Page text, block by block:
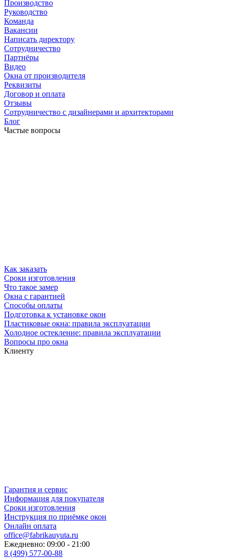
Производство
Руководство
Команда
Вакансии
Написать директору
Сотрудничество
Партнёры
Видео
Окна от производителя
Реквизиты
Договор и оплата
Отзывы
Сотрудничество с дизайнерами и архитекторами
Блог
Частые вопросы
Как заказать
Сроки изготовления
Что такое замер
Окна с гарантией
Способы оплаты
Подготовка к установке окон
Пластиковые окна: правила эксплуатации
Холодное остекление: правила эксплуатации
Вопросы про окна
Клиенту
Гарантия и сервис
Информация для покупателя
Сроки изготовления
Инструкция по приёмке окон
Онлайн оплата
office@fabrikauyuta.ru
Ежедневно: 09:00 - 21:00
8 (499) 577-00-88